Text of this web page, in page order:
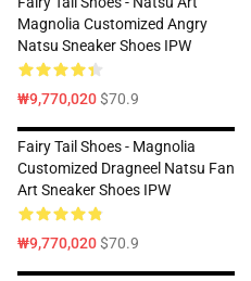
Magnolia Customized Angry
Natsu Sneaker Shoes IPW
₩9,770,020$70.9
Fairy Tail Shoes - Magnolia
Customized Dragneel Natsu Fan
Art Sneaker Shoes IPW
₩9,770,020$70.9